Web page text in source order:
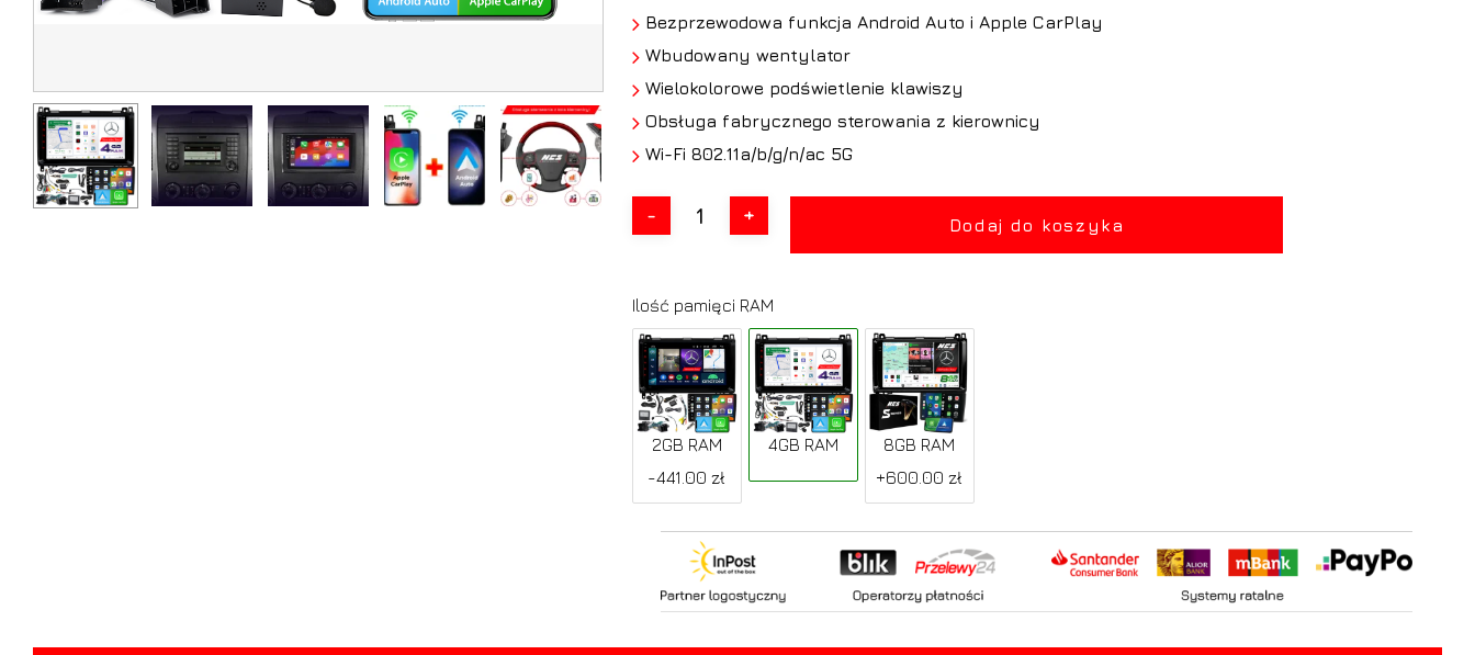
Bezprzewodowa funkcja Android Auto i Apple CarPlay
Wbudowany wentylator
Wielokolorowe podświetlenie klawiszy
Obsługa fabrycznego sterowania z kierownicy
Wi-Fi 802.11a/b/g/n/ac 5G
Dodaj do koszyka
Ilość pamięci RAM
2GB RAM
-441.00 zł
4GB RAM
8GB RAM
+600.00 zł